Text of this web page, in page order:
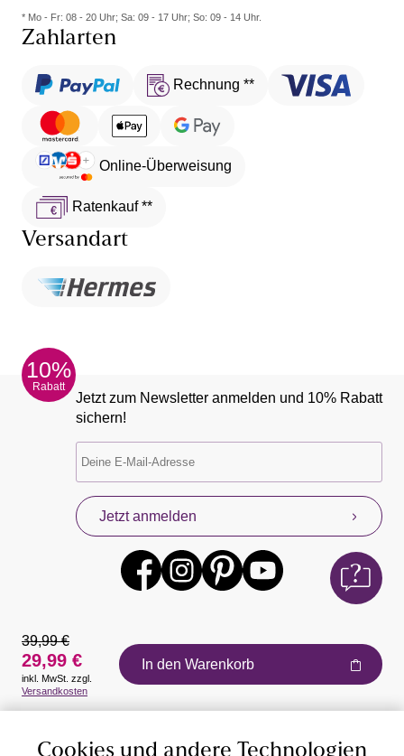
* Mo - Fr: 08 - 20 Uhr; Sa: 09 - 17 Uhr; So: 09 - 14 Uhr.
Zahlarten
Rechnung **
Online-Überweisung
Ratenkauf **
Versandart
10%
Rabatt
Jetzt zum Newsletter anmelden und 10% Rabatt
sichern!
Jetzt anmelden
Auszeichnungen
39,99 €
29,99 €
inkl. MwSt. zzgl.
Versandkosten
In den Warenkorb